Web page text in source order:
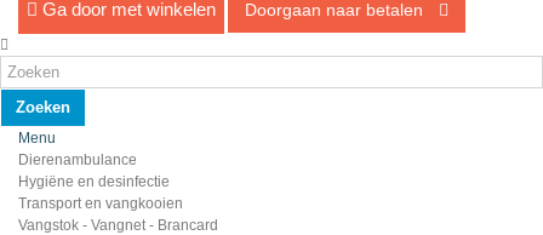
Ga door met winkelen Doorgaan naar betalen
Zoeken
Menu
Dierenambulance
Hygiëne en desinfectie
Transport en vangkooien
Vangstok - Vangnet - Brancard